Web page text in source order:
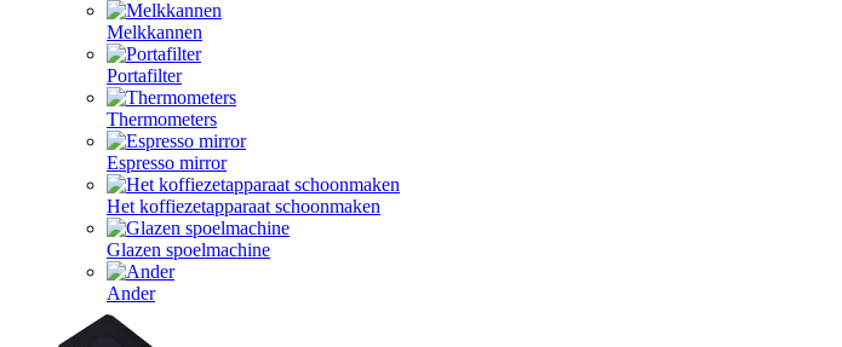
Melkkannen
Portafilter
Thermometers
Espresso mirror
Het koffiezetapparaat schoonmaken
Glazen spoelmachine
Ander